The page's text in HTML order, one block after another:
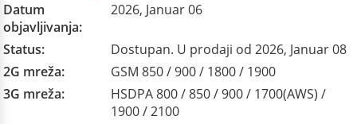
Datum
objavljivanja:
2026, Januar 06
Status:
Dostupan. U prodaji od 2026, Januar 08
2G mreža:
GSM 850 / 900 / 1800 / 1900
3G mreža:
HSDPA 800 / 850 / 900 / 1700(AWS) /
1900 / 2100